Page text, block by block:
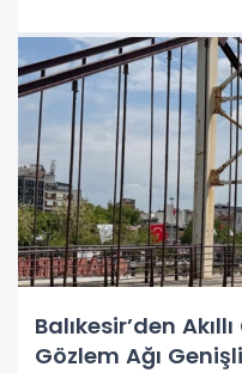
Balıkesir’den
Gözlem Ağı